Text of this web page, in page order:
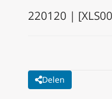
220120 |
Delen